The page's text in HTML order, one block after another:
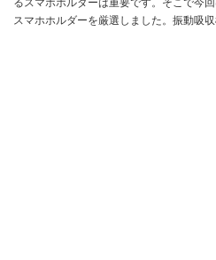
るスマホホルダーは重要です。そこで今
スマホホルダーを厳選しました。振動吸
大型スマホ対応など、いろいろです。さ